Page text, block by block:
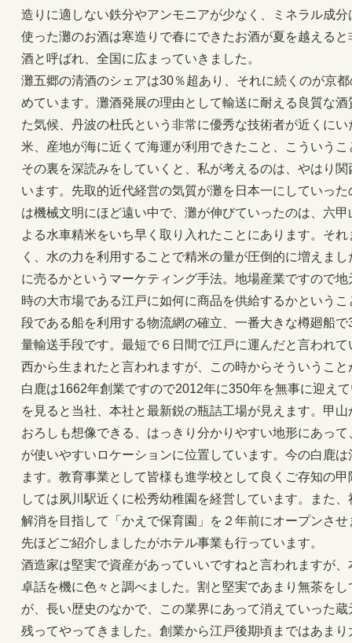
造りに適しない鉄分やアンモニアが少なく、ミネラル成
使った灘のお酒は寒造りで春にできたお酒が夏を越える
酒と呼ばれ、全国に広まっていきました。
灘五郷の清酒のシェアは30％超あり、それに続くのが京
めています。灘酒発展の理由として輸送に耐える良質な
た気候、丹波の杜氏という非常に優秀な技術者が近くに
米、産地が海に近くて海運が利用できたこと、こういう
その裏を深読みをしていくと、私が考えるのは、やはり
います。先取的近代経営の気質が灘を日本一にしていっ
は機械文明にほど遠い中で、灘が伸びていったのは、六
よる水車精米をいち早く取り入れたことにあります。そ
く、水の力を利用することで精米の量が圧倒的に増えま
に売るかというマーケティング手法。地場産業ですので
時の大市場である江戸に如何に商品を供給するかという
段である船を利用する物流網の確立、一番大きな樽廻船
量輸送手段です。最短で６日間で江戸に運んだと言われ
西から生まれたと言われますが、この時からそういうこ
白鹿は1662年創業ですので2012年に350年を無事に迎え
を見ると当社、本社と最新鋭の瓶詰工場が見えます。甲
おろしも想像できる、はっきり分かりやすい地形にあっ
が使いやすいロケーションに位置しています。今の白鹿
ます。教育事業として皆様も進学校として良くご存知の
しては夙川駅近くに松秀幼稚園を経営しています。また
解消を目指して「かえで保育園」を２年前にオープンさ
先ほどご紹介しましたがホテル事業も行っています。
酒造家は堅実で資産があっていいですねと言われますが
卓話を機に色々と調べました。割と堅実であまり無茶を
が、長い歴史のなかで、この業界にあって消えていった
残ってやってきました。創業から江戸後期頃まではあま